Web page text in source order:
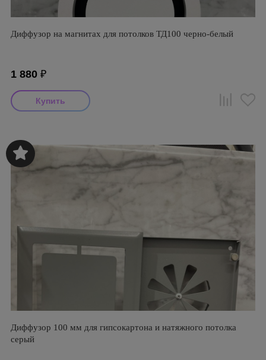
Диффузор на магнитах для потолков ТД100 черно-белый
1 880 ₽
Диффузор 100 мм для гипсокартона и натяжного потолка
серый